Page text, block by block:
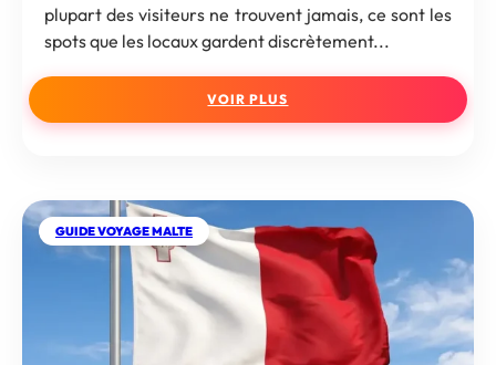
plupart des visiteurs ne trouvent jamais, ce sont les
spots que les locaux gardent discrètement...
VOIR PLUS
GUIDE VOYAGE MALTE